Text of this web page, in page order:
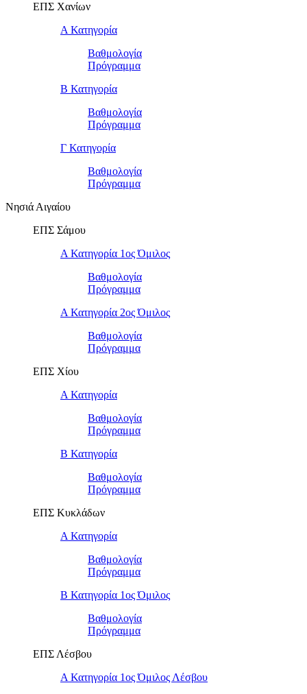
ΕΠΣ Χανίων
Α Κατηγορία
Βαθμολογία
Πρόγραμμα
Β Κατηγορία
Βαθμολογία
Πρόγραμμα
Γ Κατηγορία
Βαθμολογία
Πρόγραμμα
Νησιά Αιγαίου
ΕΠΣ Σάμου
Α Κατηγορία 1ος Όμιλος
Βαθμολογία
Πρόγραμμα
Α Κατηγορία 2ος Όμιλος
Βαθμολογία
Πρόγραμμα
ΕΠΣ Χίου
Α Κατηγορία
Βαθμολογία
Πρόγραμμα
Β Κατηγορία
Βαθμολογία
Πρόγραμμα
ΕΠΣ Κυκλάδων
Α Κατηγορία
Βαθμολογία
Πρόγραμμα
Β Κατηγορία 1ος Όμιλος
Βαθμολογία
Πρόγραμμα
ΕΠΣ Λέσβου
Α Κατηγορία 1ος Όμιλος Λέσβου